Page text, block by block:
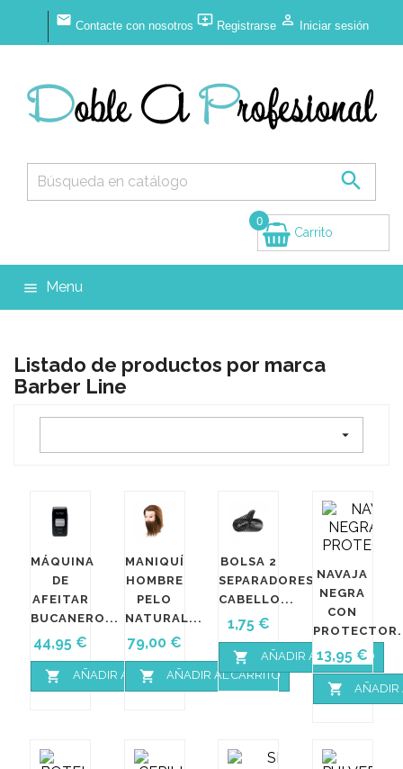
 Contacte con nosotros  Registrarse  Iniciar sesión

Carrito
0
 Menu
Listado de productos por marca
Barber Line

MÁQUINA
DE
AFEITAR
BUCANERO...
Precio
44,95 €
 AÑADIR AL CARRITO
MANIQUÍ
HOMBRE
PELO
NATURAL...
Precio
79,00 €
 AÑADIR AL CARRITO
BOLSA 2
SEPARADORES
CABELLO...
Precio
1,75 €
 AÑADIR AL CARRITO
NAVAJA
NEGRA
CON
Precio
13,95 €
 AÑADIR